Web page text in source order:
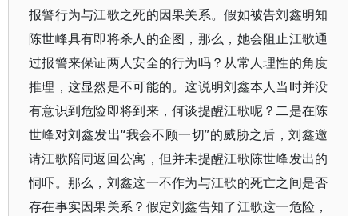
报警行为与江歌之死的因果关系。假如被告刘鑫明知
陈世峰具有即将杀人的企图，那么，她会阻止江歌通
过报警来保证两人安全的行为吗？从常人理性的角度
推理，这显然是不可能的。这说明刘鑫本人当时并没
有意识到危险即将到来，何谈提醒江歌呢？二是在陈
世峰对刘鑫发出“我会不顾一切”的威胁之后，刘鑫邀
请江歌陪同返回公寓，但并未提醒江歌陈世峰发出的
恫吓。那么，刘鑫这一不作为与江歌的死亡之间是否
存在事实因果关系？假定刘鑫告知了江歌这一危险，